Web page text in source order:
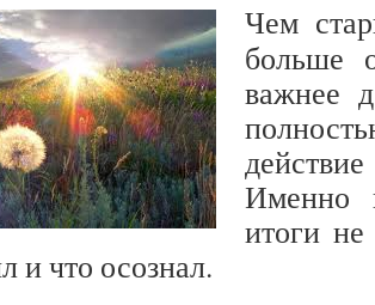
Чем
больше
важнее
Именно
итоги
и что осознал.